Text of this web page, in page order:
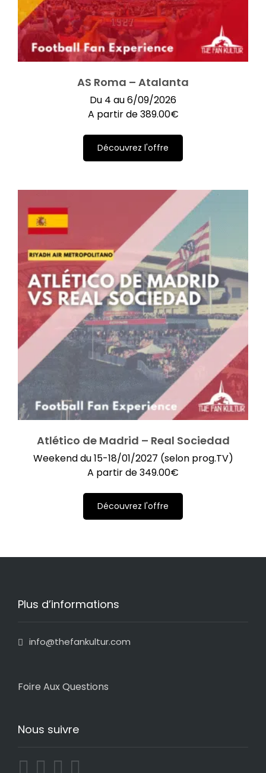
AS Roma – Atalanta
Du 4 au 6/09/2026
A partir de389.00€
Découvrez l'offre
Atlético de Madrid – Real Sociedad
Weekend du 15-18/01/2027 (selon prog.TV)
A partir de349.00€
Découvrez l'offre
Plus d’informations
info@thefankultur.com
Foire Aux Questions
Nous suivre